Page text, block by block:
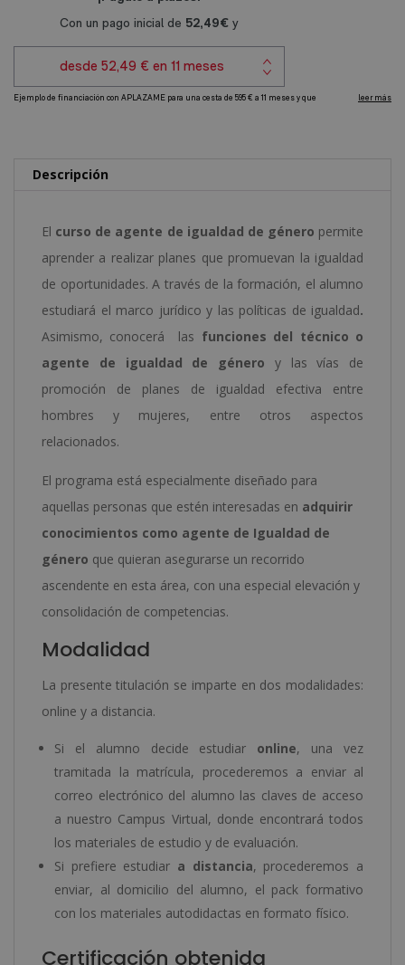
Género
t
Descripción
El curso de agente de igualdad de género permite
aprender a realizar planes que promuevan la igualdad
de oportunidades. A través de la formación, el alumno
estudiará el marco jurídico y las políticas de igualdad.
Asimismo, conocerá las funciones del técnico o
agente de igualdad de género y las vías de
promoción de planes de igualdad efectiva entre
hombres y mujeres, entre otros aspectos
relacionados.
El programa está especialmente diseñado para
aquellas personas que estén interesadas en adquirir
conocimientos como agente de Igualdad de
género que quieran asegurarse un recorrido
ascendente en esta área, con una especial elevación y
consolidación de competencias.
Modalidad
La presente titulación se imparte en dos modalidades:
online y a distancia.
Si el alumno decide estudiar online, una vez
tramitada la matrícula, procederemos a enviar al
correo electrónico del alumno las claves de acceso
a nuestro Campus Virtual, donde encontrará todos
los materiales de estudio y de evaluación.
Si prefiere estudiar a distancia, procederemos a
enviar, al domicilio del alumno, el pack formativo
con los materiales autodidactas en formato físico.
Certificación obtenida